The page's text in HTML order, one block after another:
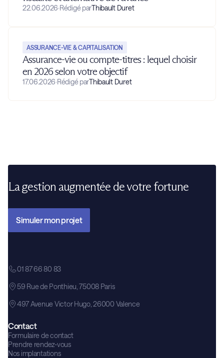
22.06.2026·Rédigé parThibault Duret
ASSURANCE-VIE & CAPITALISATION
Assurance-vie ou compte-titres : lequel choisir
en 2026 selon votre objectif
17.06.2026·Rédigé parThibault Duret
La gestion augmentée de votre fortune
Simuler mon projet
01 87 66 80 83
59 Rue de Ponthieu, 75008 Paris
497 Avenue Victor Hugo, 26000 Valence
Contact
Formulaire de contact
Prendre rendez-vous
Nos implantations